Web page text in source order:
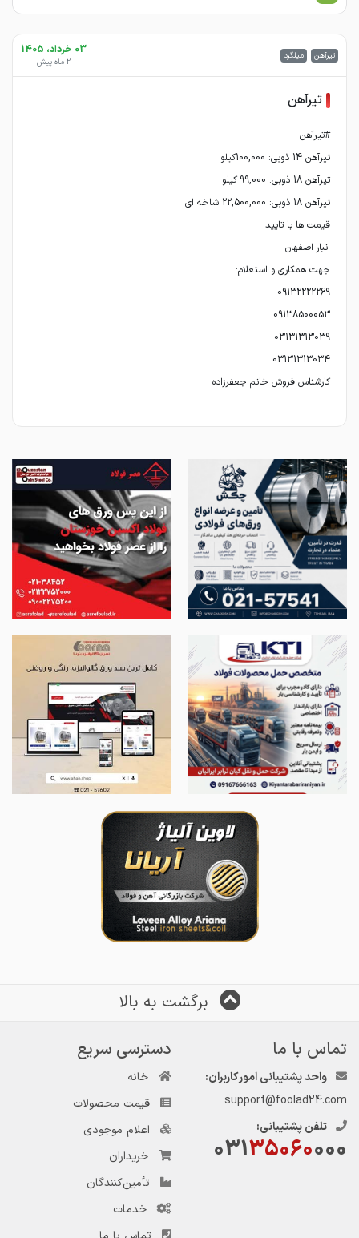
تیرآهن میلگرد 03 خرداد، 1405
2 ماه پیش
تیرآهن
کارشناس فروش خانم جعفرزاده
برگشت به بالا
تماس با ما
واحد پشتیبانی امور کاربران:
support@foolad24.com
تلفن پشتیبانی:
03135060000
دسترسی سریع
خانه
قیمت محصولات
اعلام موجودی
خریداران
تأمین‌کنندگان
خدمات